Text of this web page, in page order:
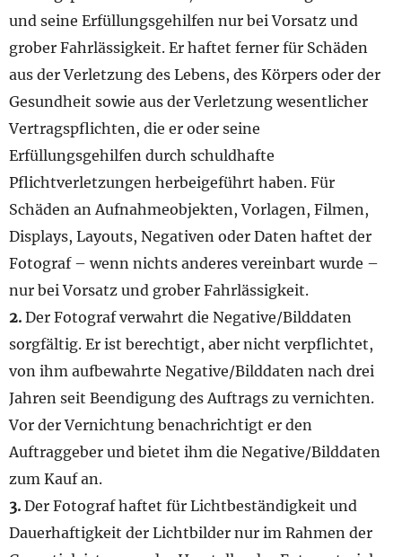
und seine Erfüllungsgehilfen nur bei Vorsatz und
grober Fahrlässigkeit. Er haftet ferner für Schäden
aus der Verletzung des Lebens, des Körpers oder der
Gesundheit sowie aus der Verletzung wesentlicher
Vertragspflichten, die er oder seine
Erfüllungsgehilfen durch schuldhafte
Pflichtverletzungen herbeigeführt haben. Für
Schäden an Aufnahmeobjekten, Vorlagen, Filmen,
Displays, Layouts, Negativen oder Daten haftet der
Fotograf – wenn nichts anderes vereinbart wurde –
nur bei Vorsatz und grober Fahrlässigkeit.
2. Der Fotograf verwahrt die Negative/Bilddaten
sorgfältig. Er ist berechtigt, aber nicht verpflichtet,
von ihm aufbewahrte Negative/Bilddaten nach drei
Jahren seit Beendigung des Auftrags zu vernichten.
Vor der Vernichtung benachrichtigt er den
Auftraggeber und bietet ihm die Negative/Bilddaten
zum Kauf an.
3. Der Fotograf haftet für Lichtbeständigkeit und
Dauerhaftigkeit der Lichtbilder nur im Rahmen der